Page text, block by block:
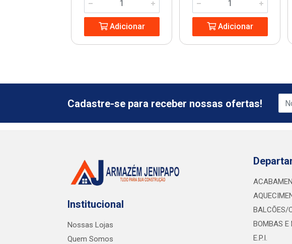
Adicionar Adicionar
Cadastre-se para receber nossas ofertas!
Institucional
Nossas Lojas
Quem Somos
BALCÕES/
BOMBAS E
E.P.I.